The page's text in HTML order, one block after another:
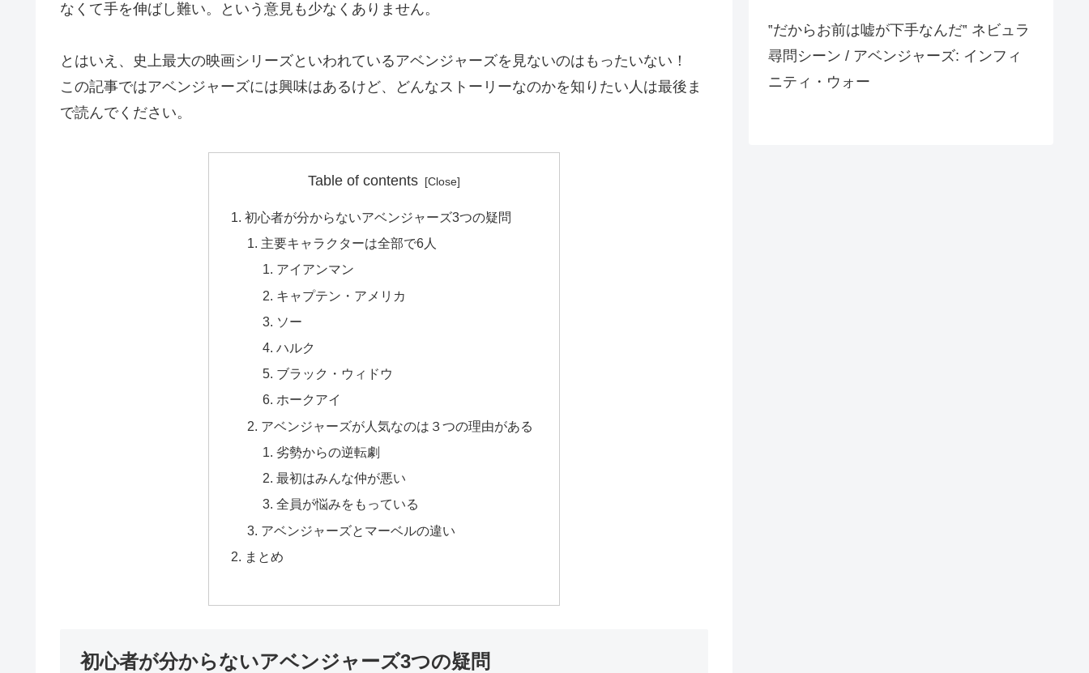
なくて手を伸ばし難い。という意見も少なくありません。
とはいえ、史上最大の映画シリーズといわれているアベンジャーズを見ないのはもったいない！
この記事ではアベンジャーズには興味はあるけど、どんなストーリーなのかを知りたい人は最後ま
で読んでください。
Table of contents
初心者が分からないアベンジャーズ3つの疑問
主要キャラクターは全部で6人
アイアンマン
キャプテン・アメリカ
ソー
ハルク
ブラック・ウィドウ
ホークアイ
アベンジャーズが人気なのは３つの理由がある
劣勢からの逆転劇
最初はみんな仲が悪い
全員が悩みをもっている
アベンジャーズとマーベルの違い
まとめ
初心者が分からないアベンジャーズ3つの疑問
‟だからお前は嘘が下手なんだ‟ ネビュラ
尋問シーン / アベンジャーズ: インフィ
ニティ・ウォー